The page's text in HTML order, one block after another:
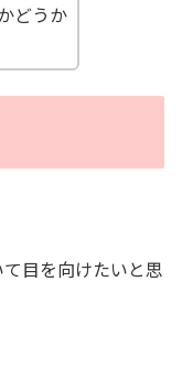
どうか
目を向けたいと思